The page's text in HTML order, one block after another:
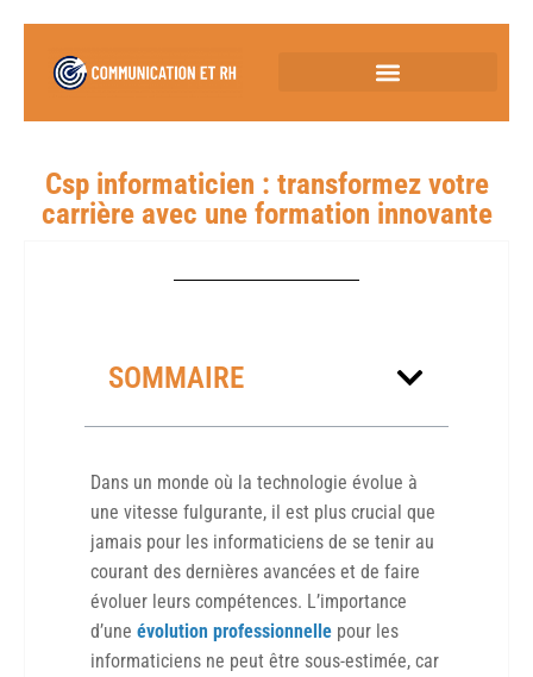
Csp informaticien : transformez votre
carrière avec une formation innovante
SOMMAIRE
Dans un monde où la technologie évolue à
une vitesse fulgurante, il est plus crucial que
jamais pour les informaticiens de se tenir au
courant des dernières avancées et de faire
évoluer leurs compétences. L’importance
d’une évolution professionnelle pour les
informaticiens ne peut être sous-estimée, car